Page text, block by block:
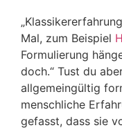
Mal, zum Beispiel
Formulierung
doch.“ Tust du
allgemeingültig
menschliche
gefasst, dass sie